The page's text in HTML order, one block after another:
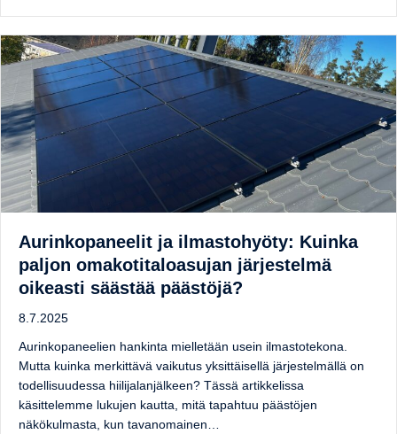
Aurinkopaneelit ja ilmastohyöty: Kuinka
paljon omakotitaloasujan järjestelmä
oikeasti säästää päästöjä?
8.7.2025
Aurinkopaneelien hankinta mielletään usein ilmastotekona.
Mutta kuinka merkittävä vaikutus yksittäisellä järjestelmällä on
todellisuudessa hiilijalanjälkeen? Tässä artikkelissa
käsittelemme lukujen kautta, mitä tapahtuu päästöjen
näkökulmasta, kun tavanomainen…